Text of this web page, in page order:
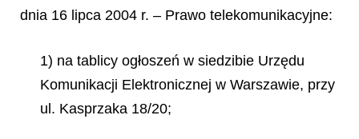
dnia 16 lipca 2004 r. – Prawo telekomunikacyjne:
1) na tablicy ogłoszeń w siedzibie Urzędu
Komunikacji Elektronicznej w Warszawie, przy
ul. Kasprzaka 18/20;